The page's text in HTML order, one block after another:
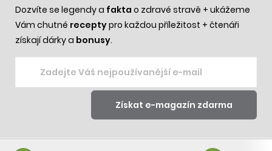
Dozvíte se legendy a fakta o zdravé stravě + ukážeme
Vám chutné receptypro každou příležitost + čtenáři
získají dárky a bonusy.